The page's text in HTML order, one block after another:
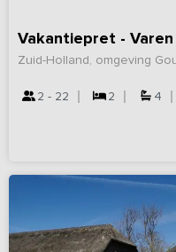
Vakantiepret -
Zuid-Holland, omgeving
2 - 22 2 4